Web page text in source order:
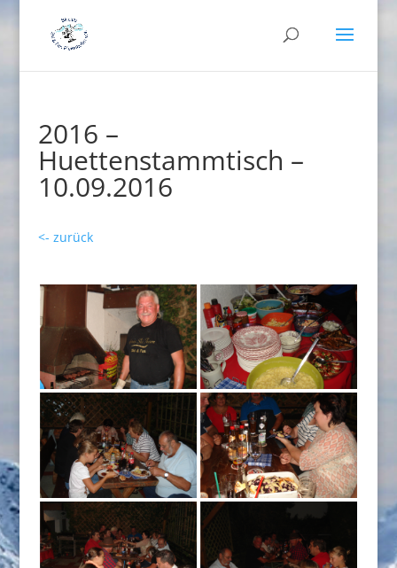
2016 –
Huettenstammtisch –
10.09.2016
<- zurück